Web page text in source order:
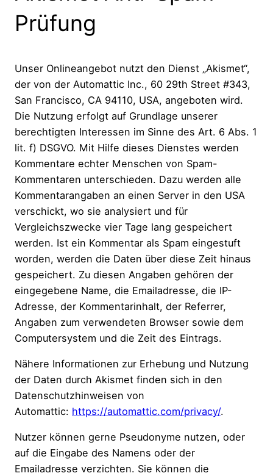
Prüfung
Unser Onlineangebot nutzt den Dienst „Akismet“,
der von der Automattic Inc., 60 29th Street #343,
San Francisco, CA 94110, USA, angeboten wird.
Die Nutzung erfolgt auf Grundlage unserer
berechtigten Interessen im Sinne des Art. 6 Abs. 1
lit. f) DSGVO. Mit Hilfe dieses Dienstes werden
Kommentare echter Menschen von Spam-
Kommentaren unterschieden. Dazu werden alle
Kommentarangaben an einen Server in den USA
verschickt, wo sie analysiert und für
Vergleichszwecke vier Tage lang gespeichert
werden. Ist ein Kommentar als Spam eingestuft
worden, werden die Daten über diese Zeit hinaus
gespeichert. Zu diesen Angaben gehören der
eingegebene Name, die Emailadresse, die IP-
Adresse, der Kommentarinhalt, der Referrer,
Angaben zum verwendeten Browser sowie dem
Computersystem und die Zeit des Eintrags.
Nähere Informationen zur Erhebung und Nutzung
der Daten durch Akismet finden sich in den
Datenschutzhinweisen von
Automattic: https://automattic.com/privacy/.
Nutzer können gerne Pseudonyme nutzen, oder
auf die Eingabe des Namens oder der
Emailadresse verzichten. Sie können die